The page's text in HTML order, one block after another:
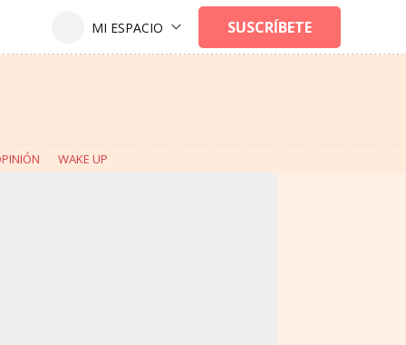
WAKE UP